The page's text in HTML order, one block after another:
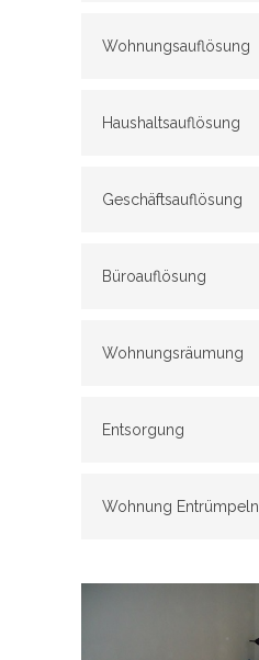
Wohnungsauflösung
Haushaltsauflösung
Geschäftsauflösung
Büroauflösung
Wohnungsräumung
Entsorgung
Wohnung Entrümpeln